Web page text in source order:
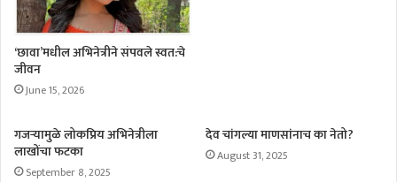
‘छावा’मधील अभिनेत्रीने संपवले स्वत:चे
जीवन
June 15, 2026
गजऱ्यामुळे लोकप्रिय अभिनेत्रीला
लाखोंचा फटका
September 8, 2025
देव चांगल्या माणसांनाच का नेतो?
August 31, 2025